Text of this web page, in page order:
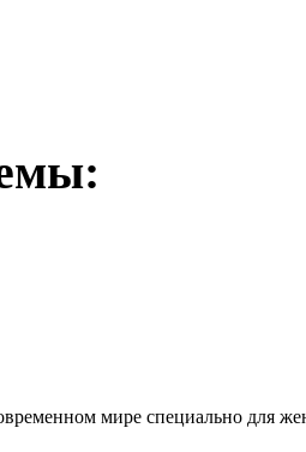
мире специально для